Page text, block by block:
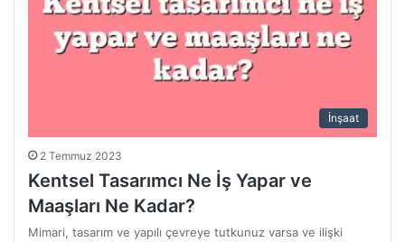
İnşaat
2 Temmuz 2023
Kentsel Tasarımcı Ne İş Yapar ve
Maaşları Ne Kadar?
Mimari, tasarım ve yapılı çevreye tutkunuz varsa ve ilişki